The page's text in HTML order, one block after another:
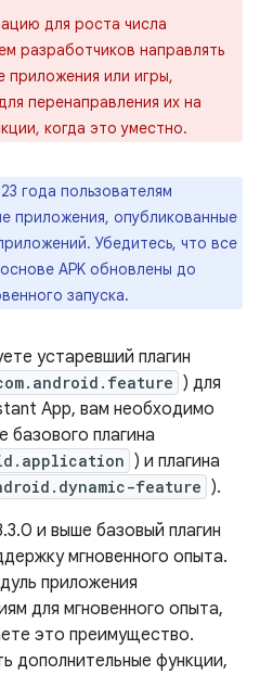
для роста числа
разработчиков направлять
приложения или игры,
перенаправления их на
когда это уместно.
года пользователям
приложения, опубликованные
Убедитесь, что все
APK обновлены до
запуска.
устаревший плагин
) для
App, вам необходимо
базового плагина
) и плагина
feature ).
и выше базовый плагин
мгновенного опыта.
приложения
для мгновенного опыта,
это преимущество.
дополнительные функции,